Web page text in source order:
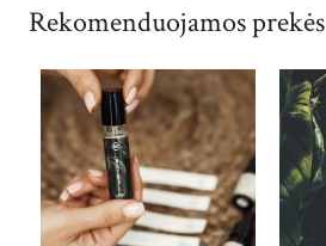
Rekomenduojamos prekės